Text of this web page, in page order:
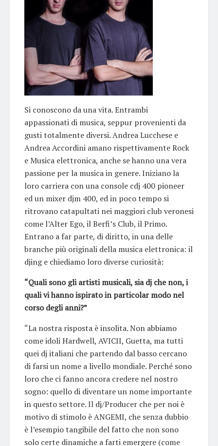
Si conoscono da una vita. Entrambi
appassionati di musica, seppur provenienti da
gusti totalmente diversi. Andrea Lucchese e
Andrea Accordini amano rispettivamente Rock
e Musica elettronica, anche se hanno una vera
passione per la musica in genere. Iniziano la
loro carriera con una console cdj 400 pioneer
ed un mixer djm 400, ed in poco tempo si
ritrovano catapultati nei maggiori club veronesi
come l’Alter Ego, il Berfi’s Club, il Primo.
Entrano a far parte, di diritto, in una delle
branche più originali della musica elettronica: il
djing e chiediamo loro diverse curiosità:
“Quali sono gli artisti musicali, sia dj che non, i
quali vi hanno ispirato in particolar modo nel
corso degli anni?”
“La nostra risposta è insolita. Non abbiamo
come idoli Hardwell, AVICII, Guetta, ma tutti
quei dj italiani che partendo dal basso cercano
di farsi un nome a livello mondiale. Perché sono
loro che ci fanno ancora credere nel nostro
sogno: quello di diventare un nome importante
in questo settore. Il dj/Producer che per noi è
motivo di stimolo è ANGEMI, che senza dubbio
è l’esempio tangibile del fatto che non sono
solo certe dinamiche a farti emergere (come